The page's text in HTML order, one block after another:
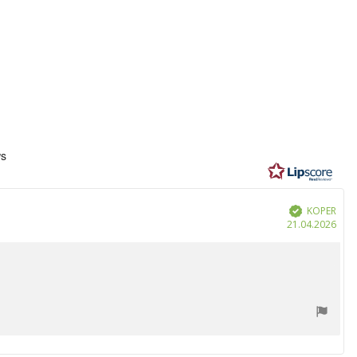
Geverifieerd
KOPER
21.04.2026